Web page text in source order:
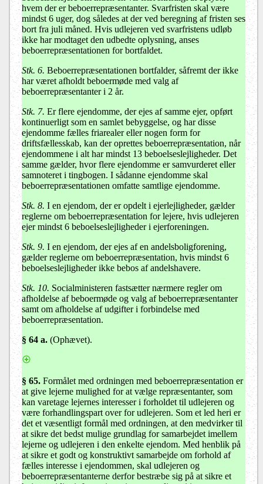
hvem der er beboerrepræsentanter. Svarfristen skal være
mindst 6 uger, dog således at der ved beregning af fristen ses
bort fra juli måned. Hvis udlejeren ved svarfristens udløb
ikke har modtaget den udbedte oplysning, anses
beboerrepræsentationen for bortfaldet.
Stk. 6. Beboerrepræsentationen bortfalder, såfremt der ikke
har været afholdt beboermøde med valg af
beboerrepræsentanter i 2 år.
Stk. 7. Er flere ejendomme, der ejes af samme ejer, opført
kontinuerligt som en samlet bebyggelse, og har disse
ejendomme fælles friarealer eller nogen form for
driftsfællesskab, kan der oprettes beboerrepræsentation, når
ejendommene i alt har mindst 13 beboelseslejligheder. Det
samme gælder, hvor flere ejendomme er samvurderet eller
samnoteret i tingbogen. I sådanne ejendomme skal
beboerrepræsentationen omfatte samtlige ejendomme.
Stk. 8. I en ejendom, der er opdelt i ejerlejligheder, gælder
reglerne om beboerrepræsentation for lejere, hvis udlejeren
ejer mindst 6 beboelseslejligheder i ejerforeningen.
Stk. 9. I en ejendom, der ejes af en andelsboligforening,
gælder reglerne om beboerrepræsentation, hvis mindst 6
beboelseslejligheder ikke bebos af andelshavere.
Stk. 10. Socialministeren fastsætter nærmere regler om
afholdelse af beboermøde og valg af beboerrepræsentanter
samt om afholdelse af udgifter i forbindelse med
beboerrepræsentation.
§ 64 a. (Ophævet).
§ 65. Formålet med ordningen med beboerrepræsentation er
at give lejerne mulighed for at vælge repræsentanter, som
kan varetage lejernes interesser i forholdet til udlejeren og
være forhandlingspart over for udlejeren. Som et led heri er
det et væsentligt formål med ordningen, at den medvirker til
at sikre det bedst mulige grundlag for samarbejdet imellem
lejerne og udlejeren i den enkelte ejendom. Med henblik på
at sikre et godt og konstruktivt samarbejde om forhold af
fælles interesse i ejendommen, skal udlejeren og
beboerrepræsentanterne derfor bestræbe sig på at sikre et